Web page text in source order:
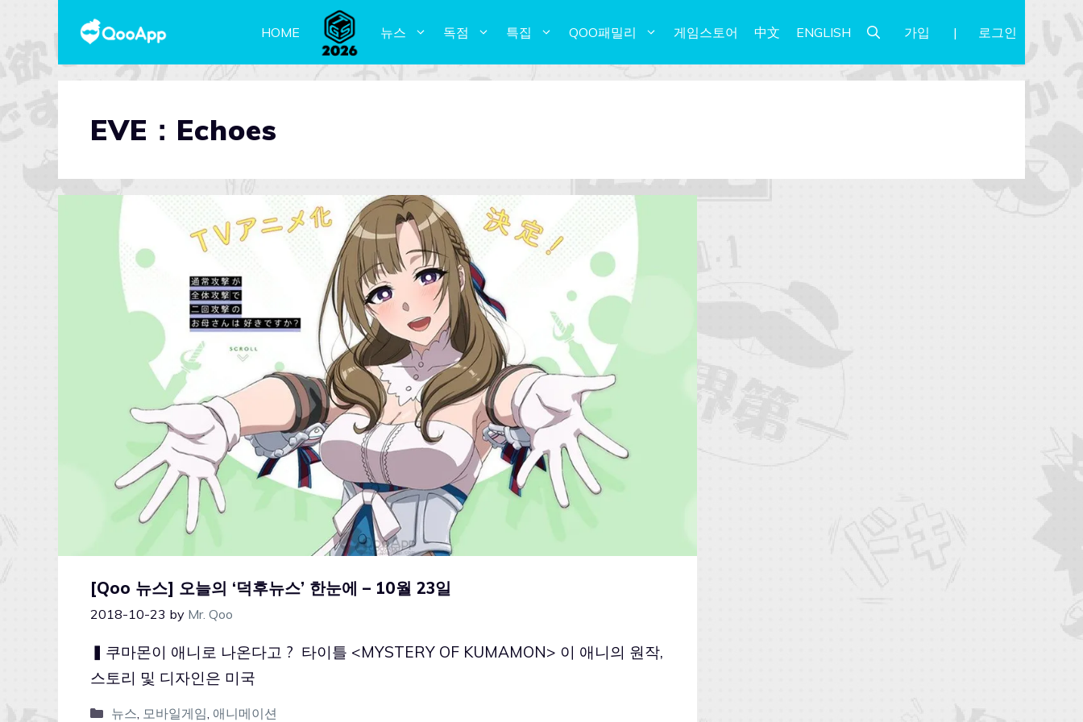
HOME 뉴스 독점 특집 QOO패밀리 게임스토어 中文 ENGLISH 가입 로그인
EVE：Echoes
[Qoo 뉴스] 오늘의 ‘덕후뉴스’ 한눈에 – 10월 23일
2018-10-23 by Mr. Qoo
▍쿠마몬이 애니로 나온다고 ? 타이틀 <MYSTERY OF KUMAMON> 이 애니의 원작,
스토리 및 디자인은 미국
뉴스, 모바일게임, 애니메이션